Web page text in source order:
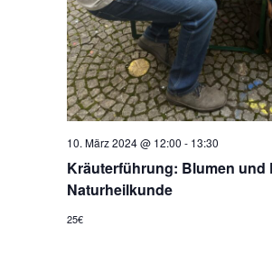
Kräuterführung: Blumen und
Naturheilkunde
10. März 2024 @ 12:00 - 13:30
25€